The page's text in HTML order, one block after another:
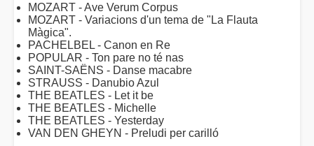
MOZART - Ave Verum Corpus
MOZART - Variacions d'un tema de "La Flauta
Màgica".
PACHELBEL - Canon en Re
POPULAR - Ton pare no té nas
SAINT-SAËNS - Danse macabre
STRAUSS - Danubio Azul
THE BEATLES - Let it be
THE BEATLES - Michelle
THE BEATLES - Yesterday
VAN DEN GHEYN - Preludi per carilló